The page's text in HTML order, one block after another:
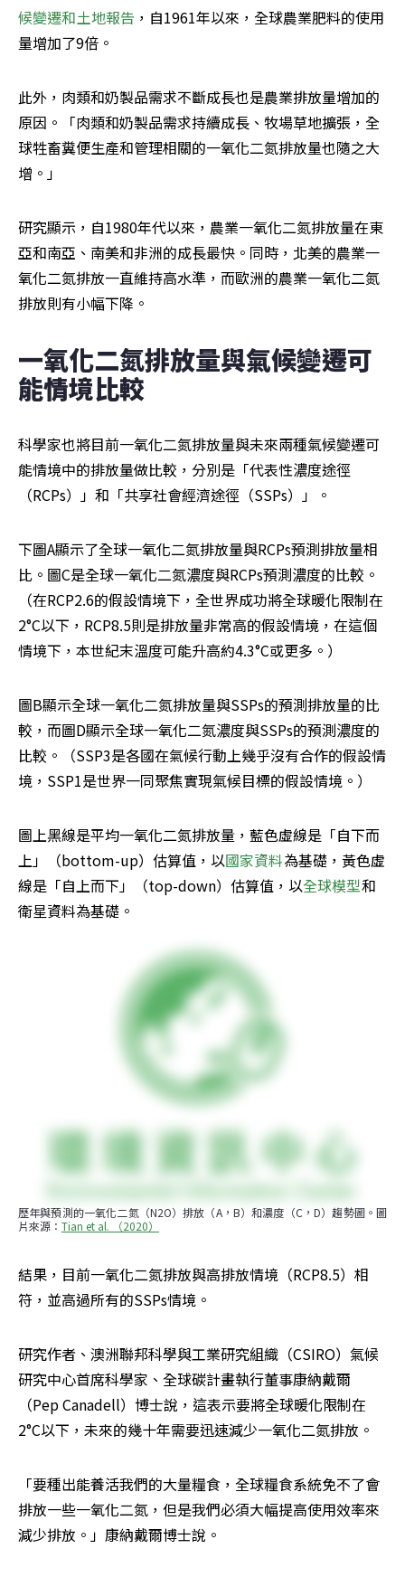
候變遷和土地報告 ，自1961年以來，全球農業肥料的使用
量增加了9倍。
此外，肉類和奶製品需求不斷成長也是農業排放量增加的
原因。「肉類和奶製品需求持續成長、牧場草地擴張，全
球牲畜糞便生產和管理相關的一氧化二氮排放量也隨之大
增。」
研究顯示，自1980年代以來，農業一氧化二氮排放量在東
亞和南亞、南美和非洲的成長最快。同時，北美的農業一
氧化二氮排放一直維持高水準，而歐洲的農業一氧化二氮
排放則有小幅下降。
一氧化二氮排放量與氣候變遷可
能情境比較
科學家也將目前一氧化二氮排放量與未來兩種氣候變遷可
能情境中的排放量做比較，分別是「代表性濃度途徑
（RCPs）」和「共享社會經濟途徑（SSPs）」。
下圖A顯示了全球一氧化二氮排放量與RCPs預測排放量相
比。圖C是全球一氧化二氮濃度與RCPs預測濃度的比較。
（在RCP2.6的假設情境下，全世界成功將全球暖化限制在
2°C以下，RCP8.5則是排放量非常高的假設情境，在這個
情境下，本世紀末溫度可能升高約4.3°C或更多。）
圖B顯示全球一氧化二氮排放量與SSPs的預測排放量的比
較，而圖D顯示全球一氧化二氮濃度與SSPs的預測濃度的
比較。（SSP3是各國在氣候行動上幾乎沒有合作的假設情
境，SSP1是世界一同聚焦實現氣候目標的假設情境。）
圖上黑線是平均一氧化二氮排放量，藍色虛線是「自下而
上」（bottom-up）估算值，以國家資料為基礎，黃色虛
線是「自上而下」（top-down）估算值，以全球模型和
衛星資料為基礎。
歷年與預測的一氧化二氮（N2O）排放（A，B）和濃度（C，D）趨勢圖。圖
片來源： Tian et al. （2020）
結果，目前一氧化二氮排放與高排放情境（RCP8.5）相
符，並高過所有的SSPs情境。
研究作者、澳洲聯邦科學與工業研究組織（CSIRO）氣候
研究中心首席科學家、全球碳計畫執行董事康納戴爾
（Pep Canadell）博士說，這表示要將全球暖化限制在
2°C以下，未來的幾十年需要迅速減少一氧化二氮排放。
「要種出能養活我們的大量糧食，全球糧食系統免不了會
排放一些一氧化二氮，但是我們必須大幅提高使用效率來
減少排放。」康納戴爾博士說。